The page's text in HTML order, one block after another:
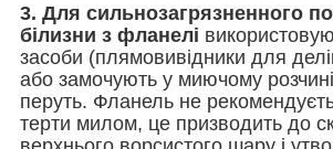
3. Для сильнозагрязненного
білизни з фланелі
засоби (плямовивідники для
або замочують у миючому
перуть. Фланель не
терти милом, це призводить до